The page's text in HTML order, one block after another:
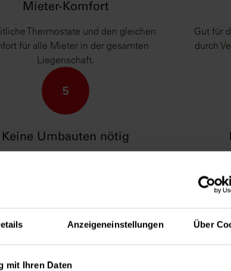
Anzeigeneinstellungen Über
mit Ihren Daten
Mieter-Komfort
Thermostate und den gleichen
für alle Mieter in der gesamten
Liegenschaft.
Gut für
durch
5
Keine Umbauten nötig
Die
kann